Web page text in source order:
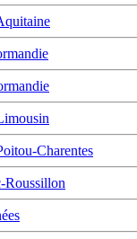
Charentes
Roussillon